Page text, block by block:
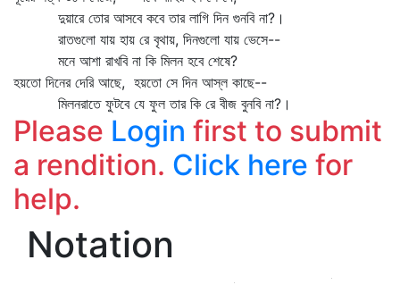
দুয়ারে তোর আসবে কবে তার লাগি দিন গুনবি না?।
রাতগুলো যায় হায় রে বৃথায়, দিনগুলো যায় ভেসে--
মনে আশা রাখবি না কি মিলন হবে শেষে?
হয়তো দিনের দেরি আছে, হয়তো সে দিন আস্‌ল কাছে--
মিলনরাতে ফুটবে যে ফুল তার কি রে বীজ বুনবি না?।
Please Login first to submit
a rendition. Click here for
help.
Notation